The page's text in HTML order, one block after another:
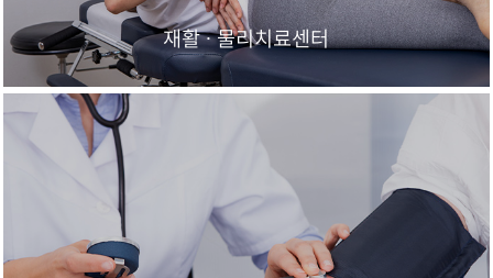
재활 · 물리치료센터